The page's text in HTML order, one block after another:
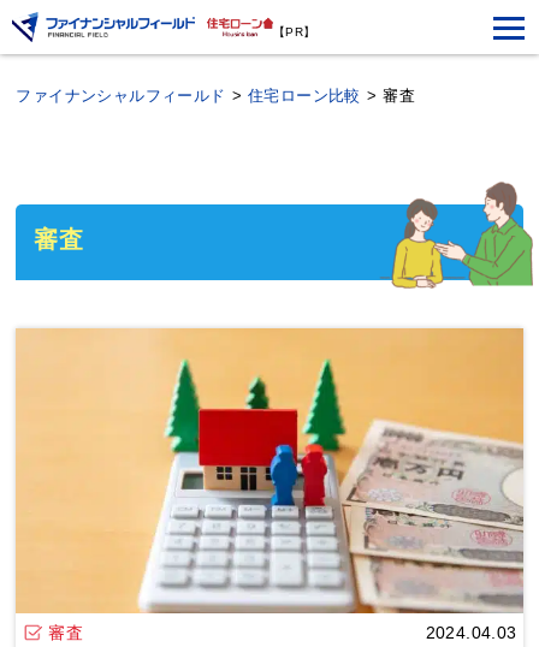
【PR】
ファイナンシャルフィールド > 住宅ローン比較 > 審査
審査
審査
2024.04.03